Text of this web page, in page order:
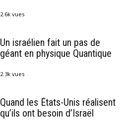
2.6k vues
Un israélien fait un pas de
géant en physique Quantique
2.3k vues
Quand les États-Unis réalisent
qu’ils ont besoin d’Israël